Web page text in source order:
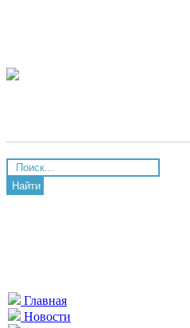
Найти
Главная
Новости